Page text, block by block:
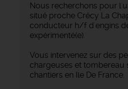
Nous recherchons pour
situé proche Crécy La
conducteur h/f d'engins
expérimenté(e).
Vous intervenez sur des
chargeuses et tombereau
chantiers en Ile De France.